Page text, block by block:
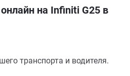
на Infiniti G25 в
транспорта и водителя.